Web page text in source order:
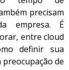
precisam
empresa. É
entre cloud
definir sua
de